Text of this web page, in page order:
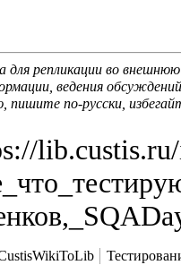
репликации во внешнюю
ведения
по-русски,